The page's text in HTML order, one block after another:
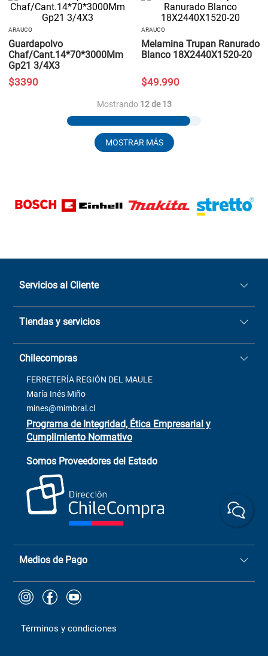
ARAUCO
Guardapolvo
Chaf/Cant.14*70*3000Mm
Gp21 3/4X3
$3390
ARAUCO
Melamina Trupan Ranurado
Blanco 18X2440X1520-20
$49.990
Mostrando 12 de 13
MOSTRAR MÁS
Servicios al Cliente
Quiénes somos
Sucursales
Términos y condiciones
Contacto
Venta Terreno
Trabaja con Nosotros
+(73) 256
ChileCompras
+56 9 9888 9549
Tiendas y servicios
Casa Matriz: Avenida Chorrillos
2137 San Javier, Fono (73)
Chilecompras
FERRETERÍA REGIÓN DEL MAULE
María Inés Miño
mines@mimbral.cl
Programa de Integridad, Ética Empresarial y
Cumplimiento Normativo
Somos Proveedores del Estado
Medios de Pago
Términos y condiciones